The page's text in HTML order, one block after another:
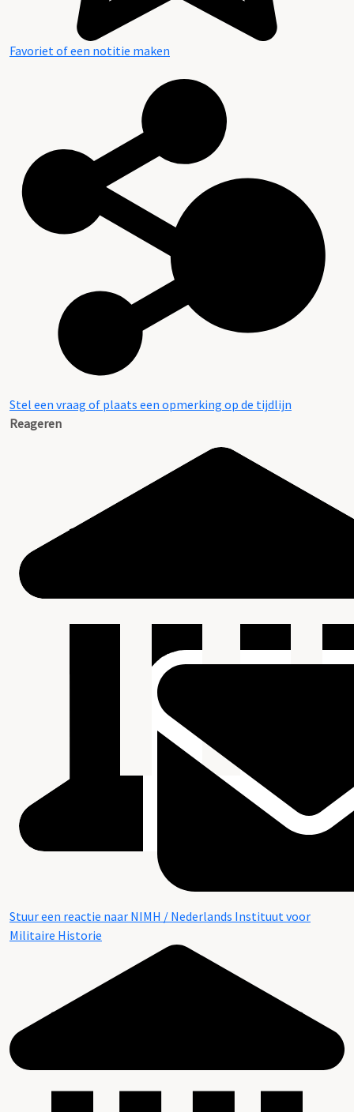
Favoriet of een notitie maken
Stel een vraag of plaats een opmerking op de tijdlijn
Reageren
Stuur een reactie naar NIMH / Nederlands Instituut voor
Militaire Historie